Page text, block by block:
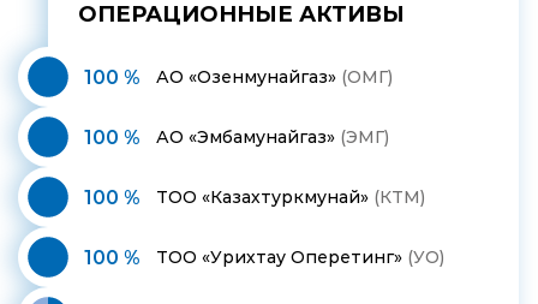
ОПЕРАЦИОННЫЕ АКТИВЫ
100 % АО «Озенмунайгаз» (ОМГ)
100 % АО «Эмбамунайгаз» (ЭМГ)
100 % ТОО «Казахтуркмунай» (КТМ)
100 % ТОО «Урихтау Оперетинг» (УО)